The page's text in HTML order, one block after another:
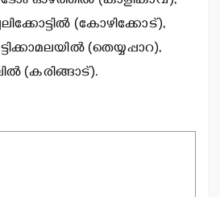
(കോഴിക്കോട്),
(തെയ്യപ്പാറ),
(കരിങ്ങാട്).